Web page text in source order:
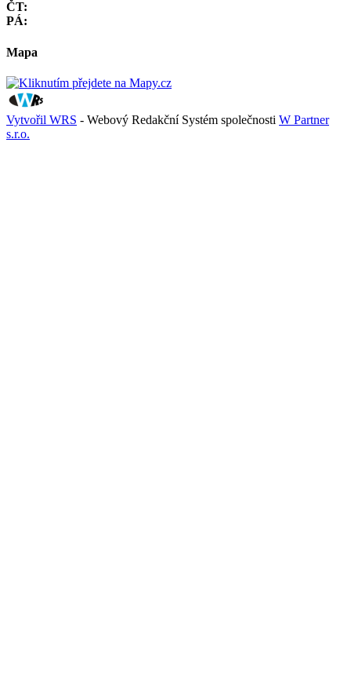
ČT:
PÁ:
Mapa
Vytvořil WRS - Webový Redakční Systém společnosti W Partner
s.r.o.